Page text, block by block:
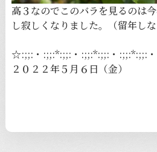
高３なのでこのバラを見るのは
し寂しくなりました。（留年しな
☆:;;:・:;;:*:;;:・:;;:*:;;:・:;;:*:;;:
２０２２年５月６日（金）